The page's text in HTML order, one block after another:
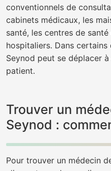
conventionnels de
cabinets médicaux, les
santé, les centres de
hospitaliers. Dans
Seynod peut se déplacer
patient.
Trouver un
Seynod :
Pour trouver un médecin